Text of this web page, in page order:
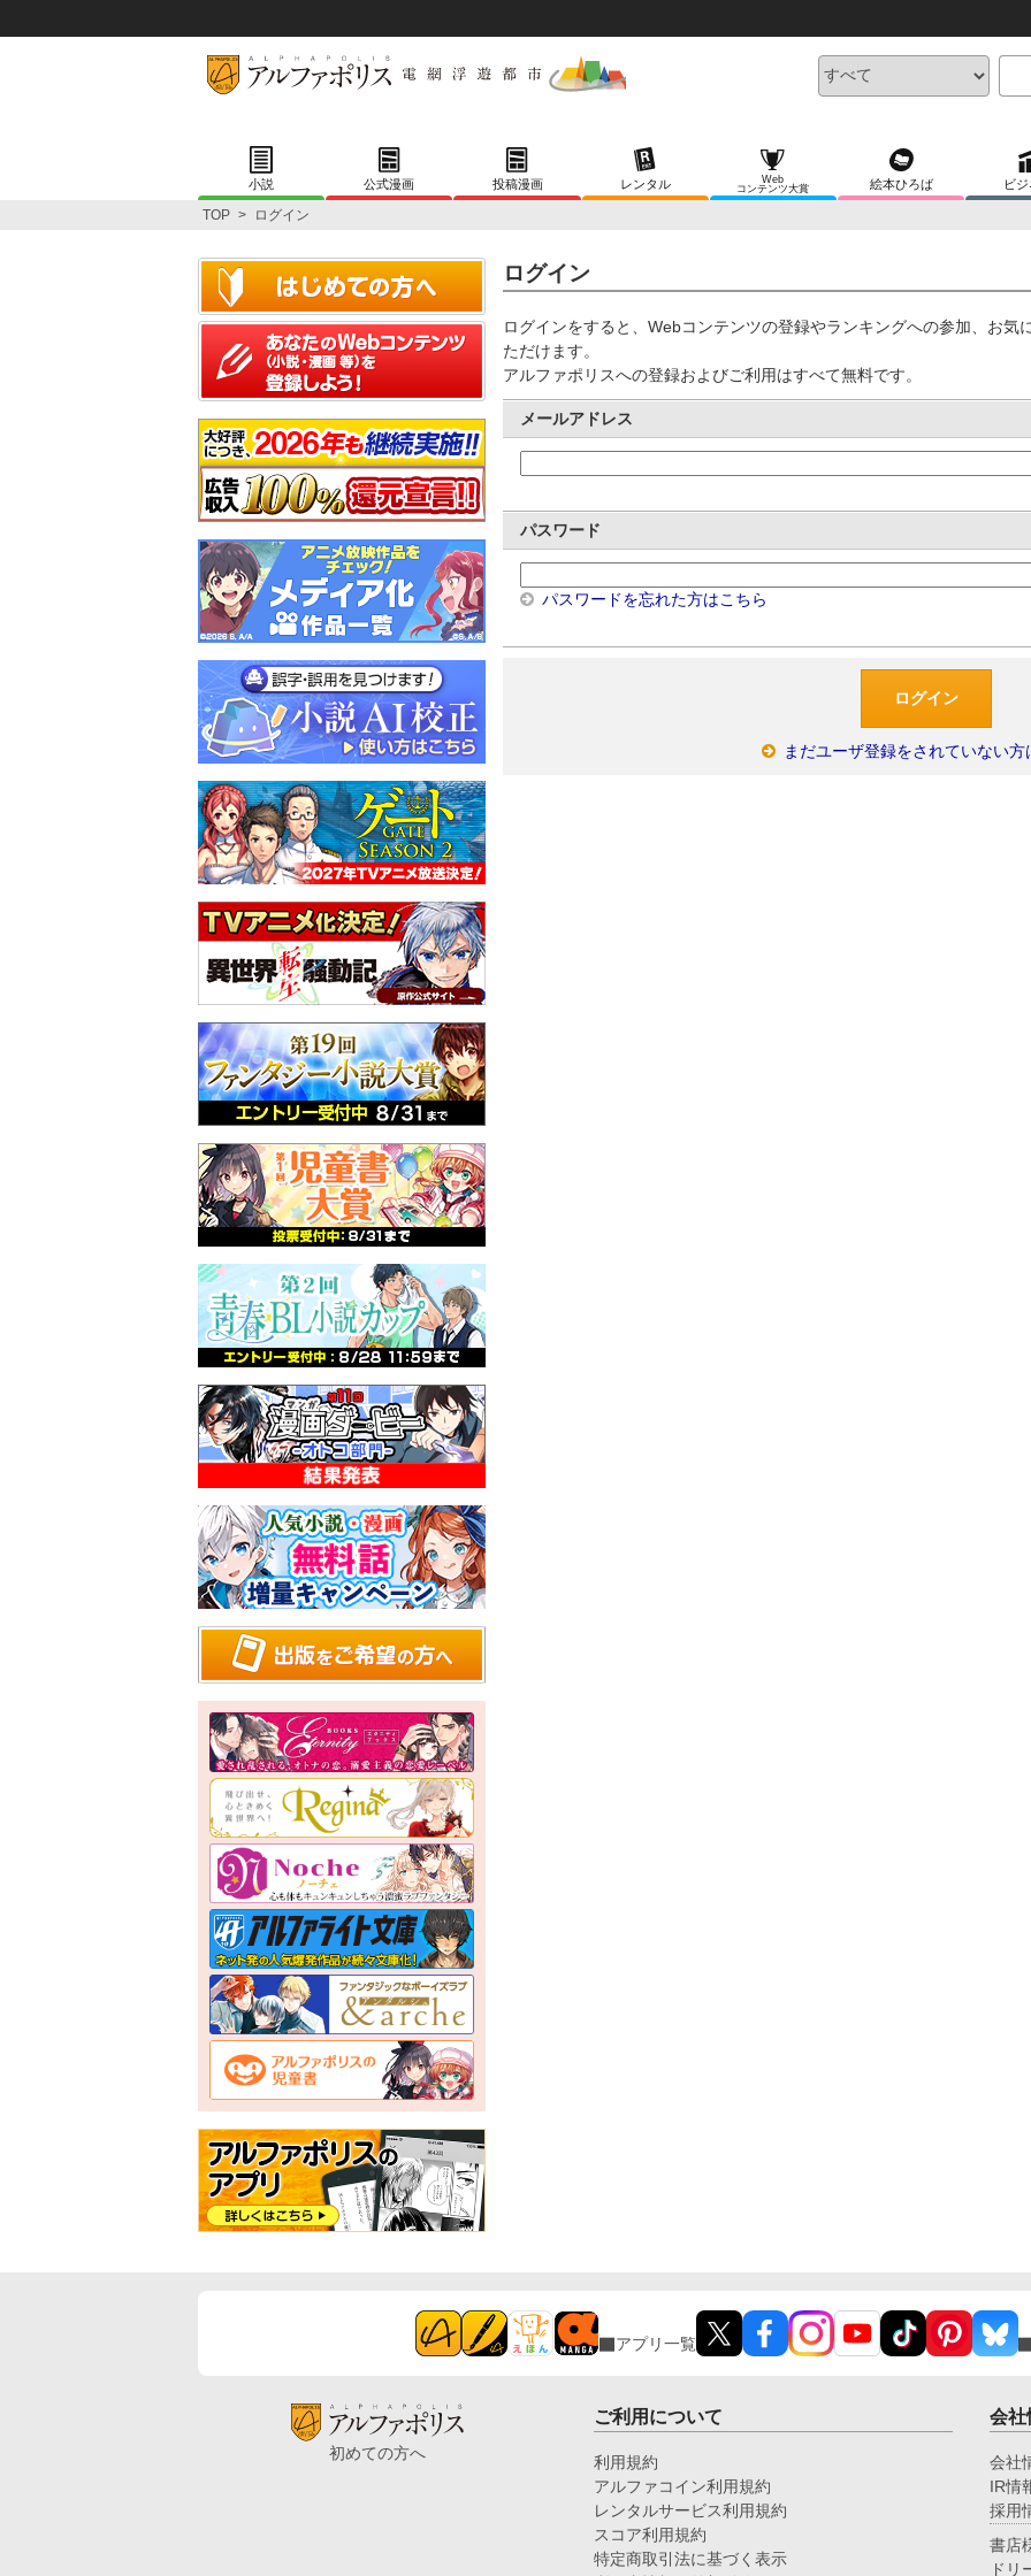
小説 公式漫画 投稿漫画 レンタル
Web
コンテンツ大賞
絵本ひろば ビ
TOP > ログイン
ログイン
ログインをすると、Webコンテンツの登録やランキングへの参加、お気
ただけます。
アルファポリスへの登録およびご利用はすべて無料です。
メールアドレス
パスワード
パスワードを忘れた方はこちら
まだユーザ登録をされていない方
アプリ一覧
初めての方へ
ご利用について
利用規約
アルファコイン利用規約
レンタルサービス利用規約
スコア利用規約
特定商取引法に基づく表示
会社
会社
IR情
採用
書店
ドリ